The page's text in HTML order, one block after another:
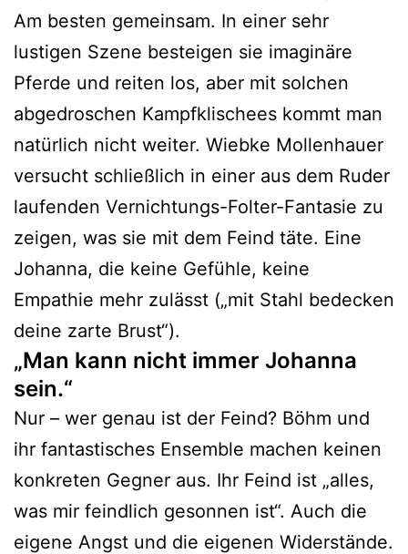
Am besten gemeinsam. In einer sehr
lustigen Szene besteigen sie imaginäre
Pferde und reiten los, aber mit solchen
abgedroschen Kampfklischees kommt man
natürlich nicht weiter. Wiebke Mollenhauer
versucht schließlich in einer aus dem Ruder
laufenden Vernichtungs-Folter-Fantasie zu
zeigen, was sie mit dem Feind täte. Eine
Johanna, die keine Gefühle, keine
Empathie mehr zulässt („mit Stahl bedecken
deine zarte Brust“).
„Man kann nicht immer Johanna
sein.“
Nur – wer genau ist der Feind? Böhm und
ihr fantastisches Ensemble machen keinen
konkreten Gegner aus. Ihr Feind ist „alles,
was mir feindlich gesonnen ist“. Auch die
eigene Angst und die eigenen Widerstände.